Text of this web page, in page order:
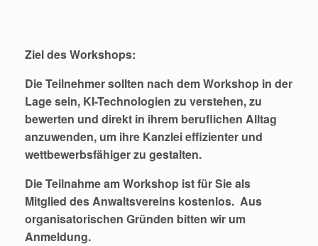
Ziel des Workshops:
Die Teilnehmer sollten nach dem Workshop in der
Lage sein, KI-Technologien zu verstehen, zu
bewerten und direkt in ihrem beruflichen Alltag
anzuwenden, um ihre Kanzlei effizienter und
wettbewerbsfähiger zu gestalten.
Die Teilnahme am Workshop ist für Sie als
Mitglied des Anwaltsvereins kostenlos. Aus
organisatorischen Gründen bitten wir um
Anmeldung.